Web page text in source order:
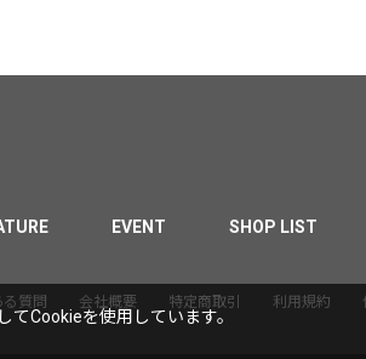
EVENT SHOP LIST
質問 会社概要 特定商取引 利用規約
Cookieを使用しています。